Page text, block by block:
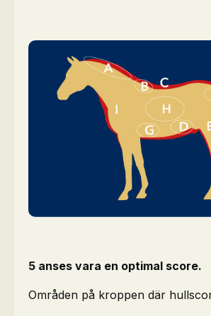
5 anses vara en optimal score.
Områden på kroppen där